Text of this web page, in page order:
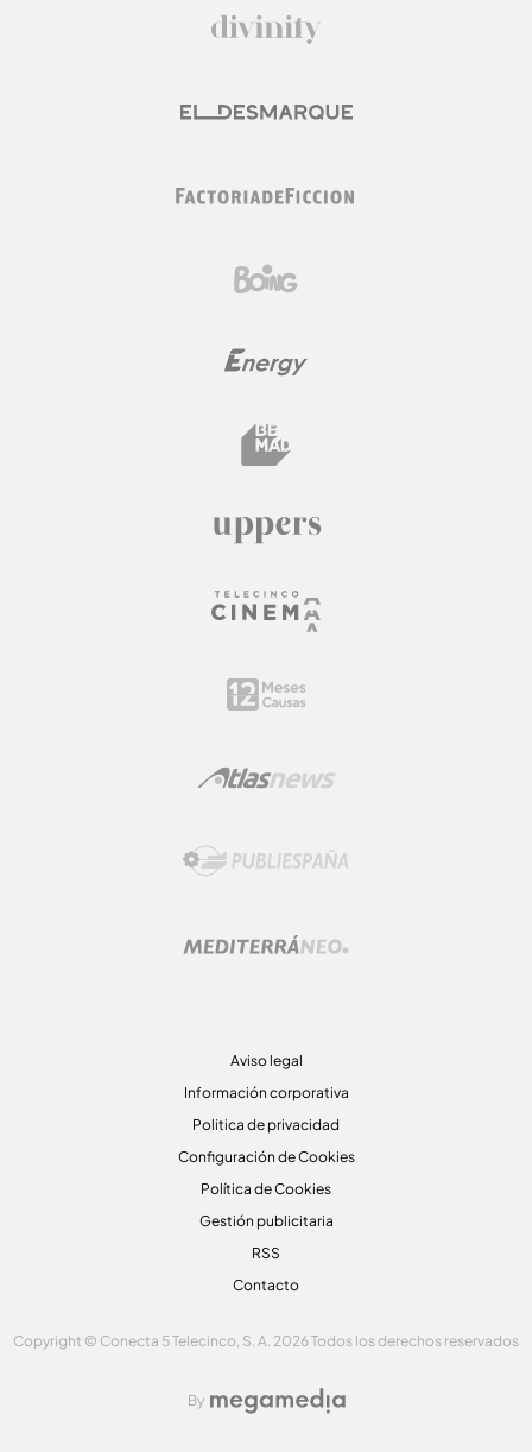
Aviso legal
Información corporativa
Politica de privacidad
Configuración de Cookies
Política de Cookies
Gestión publicitaria
RSS
Contacto
Copyright © Conecta 5 Telecinco, S. A. 2026 Todos los derechos reservados
By